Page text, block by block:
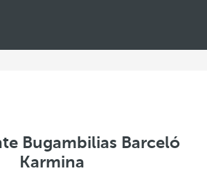
Bugambilias Barceló
Karmina